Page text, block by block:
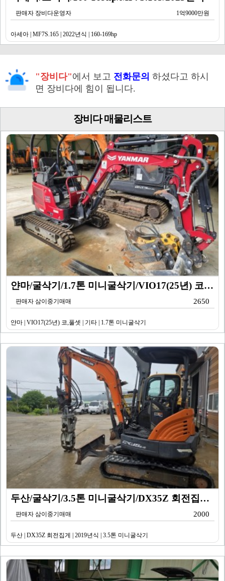
판매자 장비다운영자 1억9000만원
아세아 | MF7S.165 | 2022년식 | 160-169hp
"장비다"에서 보고 전화문의 하셨다고 하시
면 장비다에 힘이 됩니다.
장비다 매물리스트
얀마/굴삭기/1.7톤 미니굴삭기/VIO17(25년) 코…
판매자 삼이중기매매 2650
얀마 | VIO17(25년) 코,풀셋 | 기타 | 1.7톤 미니굴삭기
두산/굴삭기/3.5톤 미니굴삭기/DX35Z 회전집게/2…
판매자 삼이중기매매 2000
두산 | DX35Z 회전집게 | 2019년식 | 3.5톤 미니굴삭기